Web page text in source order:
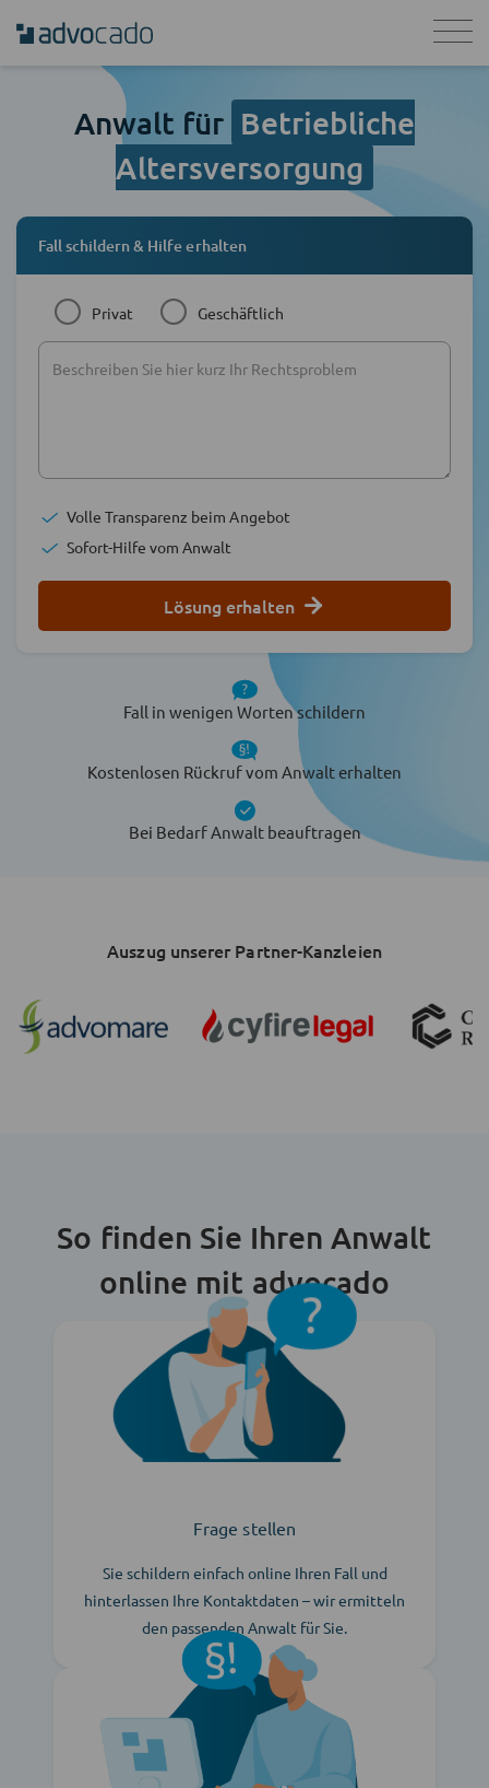
Anwalt für Betriebliche
Altersversorgung
Fall schildern & Hilfe erhalten
Privat Geschäftlich
Volle Transparenz beim Angebot
Sofort-Hilfe vom Anwalt
Lösung erhalten
Fall in wenigen Worten schildern
Kostenlosen Rückruf vom Anwalt erhalten
Bei Bedarf Anwalt beauftragen
Auszug unserer Partner-Kanzleien
So finden Sie Ihren Anwalt
online mit advocado
Frage stellen
Sie schildern einfach online Ihren Fall und
hinterlassen Ihre Kontaktdaten – wir ermitteln
den passenden Anwalt für Sie.